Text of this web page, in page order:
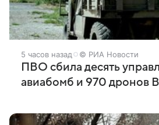
5 часов назад © РИА Новости
ПВО сбила десять
авиабомб и 970 дронов